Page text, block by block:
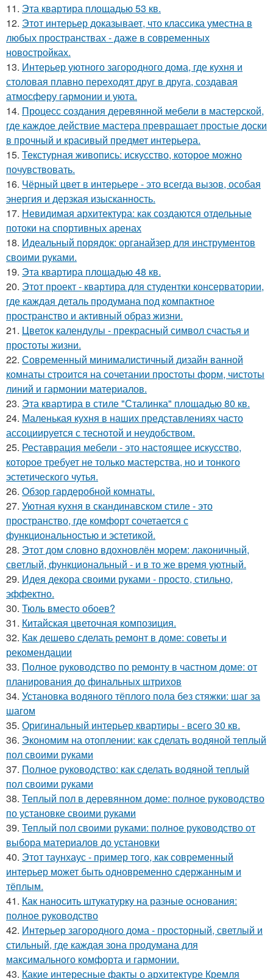
11. Эта квартира площадью 53 кв.
12. Этот интерьер доказывает, что классика уместна в
любых пространствах - даже в современных
новостройках.
13. Интерьер уютного загородного дома, где кухня и
столовая плавно переходят друг в друга, создавая
атмосферу гармонии и уюта.
14. Процесс создания деревянной мебели в мастерской,
где каждое действие мастера превращает простые доски
в прочный и красивый предмет интерьера.
15. Текстурная живопись: искусство, которое можно
почувствовать.
16. Чёрный цвет в интерьере - это всегда вызов, особая
энергия и дерзкая изысканность.
17. Невидимая архитектура: как создаются отдельные
потоки на спортивных аренах
18. Идеальный порядок: органайзер для инструментов
своими руками.
19. Эта квартира площадью 48 кв.
20. Этот проект - квартира для студентки консерватории,
где каждая деталь продумана под компактное
пространство и активный образ жизни.
21. Цветок календулы - прекрасный символ счастья и
простоты жизни.
22. Современный минималистичный дизайн ванной
комнаты строится на сочетании простоты форм, чистоты
линий и гармонии материалов.
23. Эта квартира в стиле "Сталинка" площадью 80 кв.
24. Маленькая кухня в наших представлениях часто
ассоциируется с теснотой и неудобством.
25. Реставрация мебели - это настоящее искусство,
которое требует не только мастерства, но и тонкого
эстетического чутья.
26. Обзор гардеробной комнаты.
27. Уютная кухня в скандинавском стиле - это
пространство, где комфорт сочетается с
функциональностью и эстетикой.
28. Этот дом словно вдохновлён морем: лаконичный,
светлый, функциональный - и в то же время уютный.
29. Идея декора своими руками - просто, стильно,
эффектно.
30. Тюль вместо обоев?
31. Китайская цветочная композиция.
32. Как дешево сделать ремонт в доме: советы и
рекомендации
33. Полное руководство по ремонту в частном доме: от
планирования до финальных штрихов
34. Установка водяного тёплого пола без стяжки: шаг за
шагом
35. Оригинальный интерьер квартиры - всего 30 кв.
36. Экономим на отоплении: как сделать водяной теплый
пол своими руками
37. Полное руководство: как сделать водяной теплый
пол своими руками
38. Теплый пол в деревянном доме: полное руководство
по установке своими руками
39. Теплый пол своими руками: полное руководство от
выбора материалов до установки
40. Этот таунхаус - пример того, как современный
интерьер может быть одновременно сдержанным и
тёплым.
41. Как наносить штукатурку на разные основания:
полное руководство
42. Интерьер загородного дома - просторный, светлый и
стильный, где каждая зона продумана для
максимального комфорта и гармонии.
43. Какие интересные факты о архитектуре Кремля